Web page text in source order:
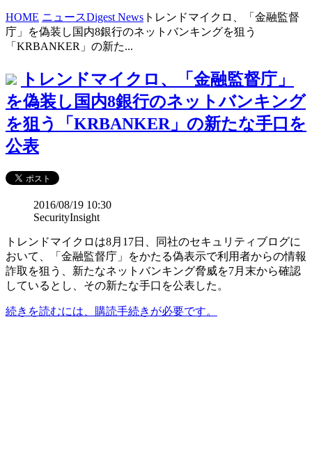
HOME ニュースDigest News トレンドマイクロ、「金融監督
庁」を偽装し国内8銀行のネットバンキングを狙う
「KRBANKER」の新た...
トレンドマイクロ、「金融監督庁」
を偽装し国内8銀行のネットバンキング
を狙う「KRBANKER」の新たな手口を
公表
2016/08/19 10:30
SecurityInsight
トレンドマイクロは8月17日、同社のセキュリティブログに
おいて、「金融監督庁」をかたる偽表示で利用者からの情報
詐取を狙う、新たなネットバンキング脅威を7月末から確認
しているとし、その新たな手口を公表した。
続きを読むには、購読手続きが必要です。